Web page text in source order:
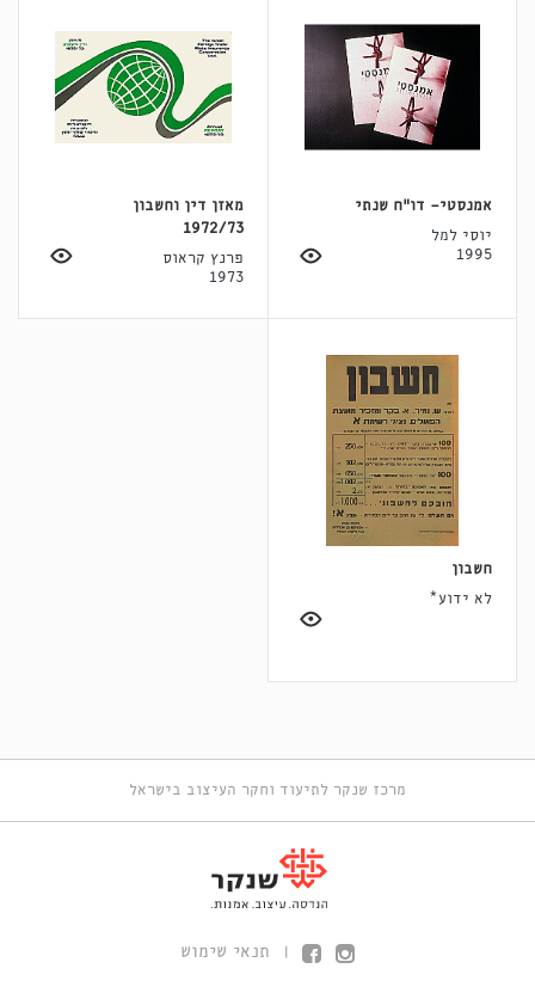
אמנסטי- דו"ח שנתי
יוסי למל
1995
מאזן דין וחשבון
1972/73
פרנץ קראוס
1973
חשבון
לא ידוע*
מרכז שנקר לתיעוד וחקר העיצוב בישראל
תנאי שימוש